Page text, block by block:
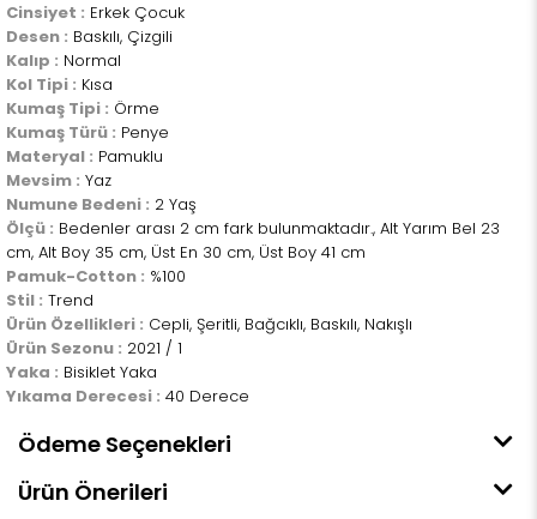
Cinsiyet : Erkek Çocuk
Desen : Baskılı, Çizgili
Kalıp : Normal
Kol Tipi : Kısa
Kumaş Tipi : Örme
Kumaş Türü : Penye
Materyal : Pamuklu
Mevsim : Yaz
Numune Bedeni : 2 Yaş
Ölçü : Bedenler arası 2 cm fark bulunmaktadır., Alt Yarım Bel 23
cm, Alt Boy 35 cm, Üst En 30 cm, Üst Boy 41 cm
Pamuk-Cotton : %100
Stil : Trend
Ürün Özellikleri : Cepli, Şeritli, Bağcıklı, Baskılı, Nakışlı
Ürün Sezonu : 2021 / 1
Yaka : Bisiklet Yaka
Yıkama Derecesi : 40 Derece
Ödeme Seçenekleri
Ürün Önerileri